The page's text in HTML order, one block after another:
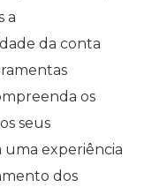
a
da conta
os
seus
uma experiência
dos